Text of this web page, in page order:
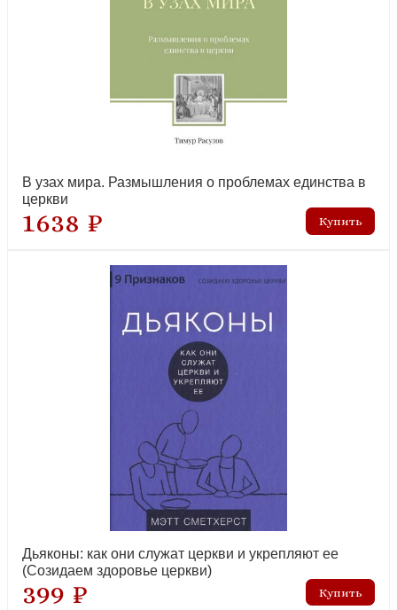
рекомендуем
Где Бог, когда я страдаю? (мягкий переплет)
Крещенные по вере. Баптисты в России в ее прошлом и
В узах мира. Размышления о проблемах единства в
церкви
1638 ₽
Дьяконы: как они служат церкви и укрепляют ее
(Созидаем здоровье церкви)
399 ₽